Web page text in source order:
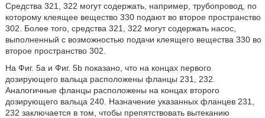
Средства 321, 322 могут содержать, например, трубопровод, по
которому клеящее вещество 330 подают во второе пространство
302. Более того, средства 321, 322 могут содержать насос,
выполненный с возможностью подачи клеящего вещества 330 во
второе пространство 302.
На Фиг. 5а и Фиг. 5b показано, что на концах первого
дозирующего вальца расположены фланцы 231, 232.
Аналогичные фланцы расположены на концах второго
дозирующего вальца 240. Назначение указанных фланцев 231,
232 заключается в том, чтобы препятствовать вытеканию